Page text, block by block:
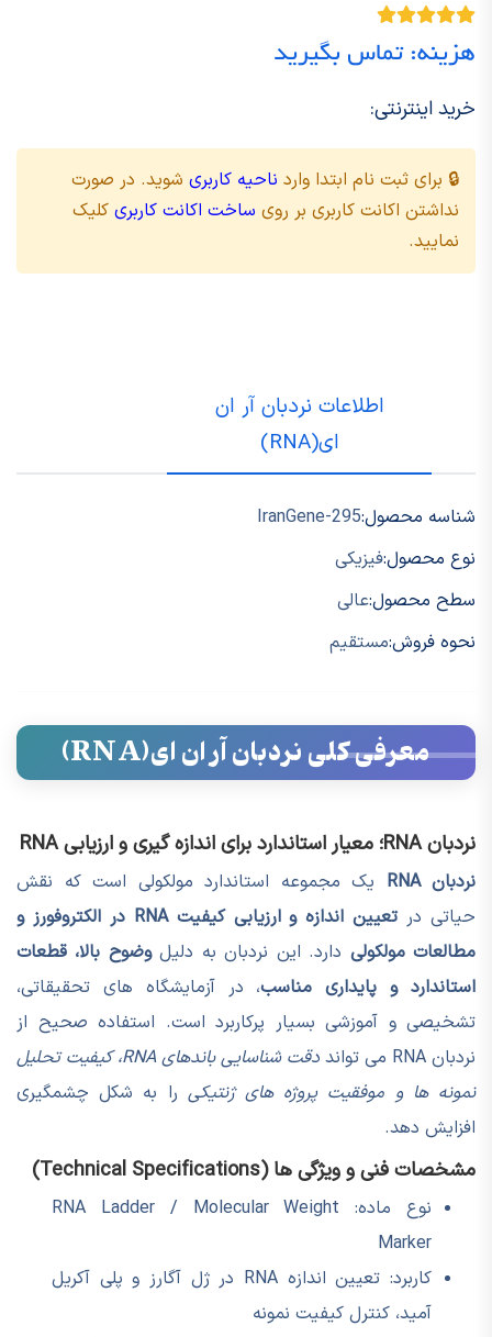
هزینه: تماس بگیرید
خرید اینترنتی:
🔒 برای ثبت نام ابتدا وارد ناحیه کاربری شوید. در صورت
نداشتن اکانت کاربری بر روی ساخت اکانت کاربری کلیک
نمایید.
اطلاعات نردبان آر ان
ای(RNA)
شناسه محصول:IranGene-295
نوع محصول:فیزیکی
سطح محصول:عالی
نحوه فروش:مستقیم
معرفی کلی نردبان آر ان ای(RNA)
نردبان RNA؛ معیار استاندارد برای اندازه گیری و ارزیابی RNA
نردبان RNA
یک مجموعه استاندارد مولکولی است که نقش
حیاتی در
تعیین اندازه و ارزیابی کیفیت RNA در الکتروفورز و
مطالعات مولکولی دارد. این نردبان به دلیلوضوح بالا، قطعات
استاندارد و پایداری مناسب، در آزمایشگاه های تحقیقاتی،
تشخیصی و آموزشی بسیار پرکاربرد است. استفاده صحیح از
نردبان RNA می تواند
دقت شناسایی باندهای RNA، کیفیت تحلیل
نمونه ها و موفقیت پروژه های ژنتیکی را به شکل چشمگیری
افزایش دهد.
مشخصات فنی و ویژگی ها (Technical Specifications)
نوع ماده: RNA Ladder / Molecular Weight
Marker
کاربرد: تعیین اندازه RNA در ژل آگارز و پلی آکریل
آمید، کنترل کیفیت نمونه